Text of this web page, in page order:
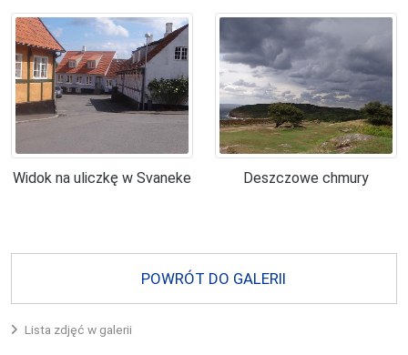
Widok na uliczkę w Svaneke Deszczowe chmury
POWRÓT DO GALERII
Lista zdjęć w galerii